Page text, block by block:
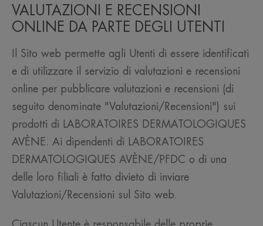
VALUTAZIONI E RECENSIONI
ONLINE DA PARTE DEGLI UTENTI
Il Sito web permette agli Utenti di essere identificati
e di utilizzare il servizio di valutazioni e recensioni
online per pubblicare valutazioni e recensioni (di
seguito denominate "Valutazioni/Recensioni") sui
prodotti di LABORATOIRES DERMATOLOGIQUES
AVÈNE. Ai dipendenti di LABORATOIRES
DERMATOLOGIQUES AVÈNE/PFDC o di una
delle loro filiali è fatto divieto di inviare
Valutazioni/Recensioni sul Sito web.